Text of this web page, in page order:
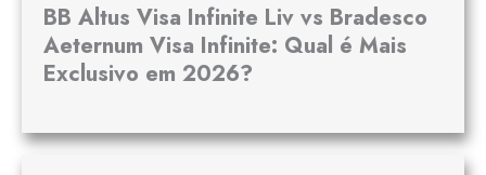
BB Altus Visa Infinite Liv vs Bradesco
Aeternum Visa Infinite: Qual é Mais
Exclusivo em 2026?